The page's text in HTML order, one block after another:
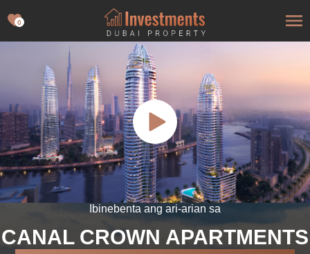
0
Ibinebenta ang ari-arian sa
CANAL CROWN APARTMENTS